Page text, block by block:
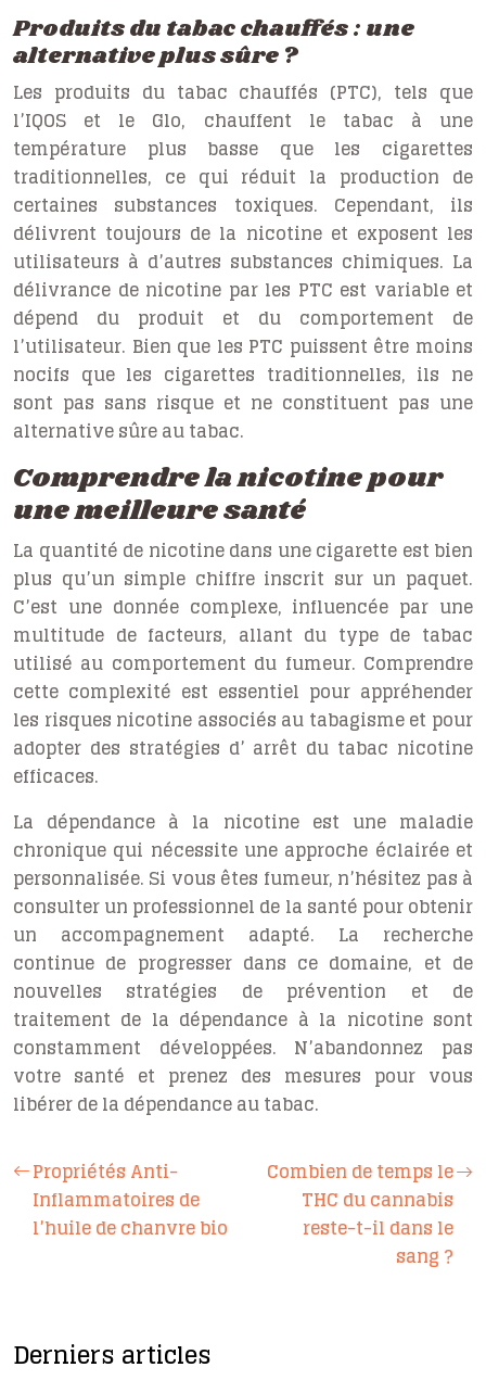
Produits du tabac chauffés : une
alternative plus sûre ?
Les produits du tabac chauffés (PTC), tels que
l’IQOS et le Glo, chauffent le tabac à une
température plus basse que les cigarettes
traditionnelles, ce qui réduit la production de
certaines substances toxiques. Cependant, ils
délivrent toujours de la nicotine et exposent les
utilisateurs à d’autres substances chimiques. La
délivrance de nicotine par les PTC est variable et
dépend du produit et du comportement de
l’utilisateur. Bien que les PTC puissent être moins
nocifs que les cigarettes traditionnelles, ils ne
sont pas sans risque et ne constituent pas une
alternative sûre au tabac.
Comprendre la nicotine pour
une meilleure santé
La quantité de nicotine dans une cigarette est bien
plus qu’un simple chiffre inscrit sur un paquet.
C’est une donnée complexe, influencée par une
multitude de facteurs, allant du type de tabac
utilisé au comportement du fumeur. Comprendre
cette complexité est essentiel pour appréhender
les risques nicotine associés au tabagisme et pour
adopter des stratégies d’ arrêt du tabac nicotine
efficaces.
La dépendance à la nicotine est une maladie
chronique qui nécessite une approche éclairée et
personnalisée. Si vous êtes fumeur, n’hésitez pas à
consulter un professionnel de la santé pour obtenir
un accompagnement adapté. La recherche
continue de progresser dans ce domaine, et de
nouvelles stratégies de prévention et de
traitement de la dépendance à la nicotine sont
constamment développées. N’abandonnez pas
votre santé et prenez des mesures pour vous
libérer de la dépendance au tabac.
Propriétés Anti-
Inflammatoires de
l’huile de chanvre bio
Combien de temps le
THC du cannabis
reste-t-il dans le
sang ?
Derniers articles